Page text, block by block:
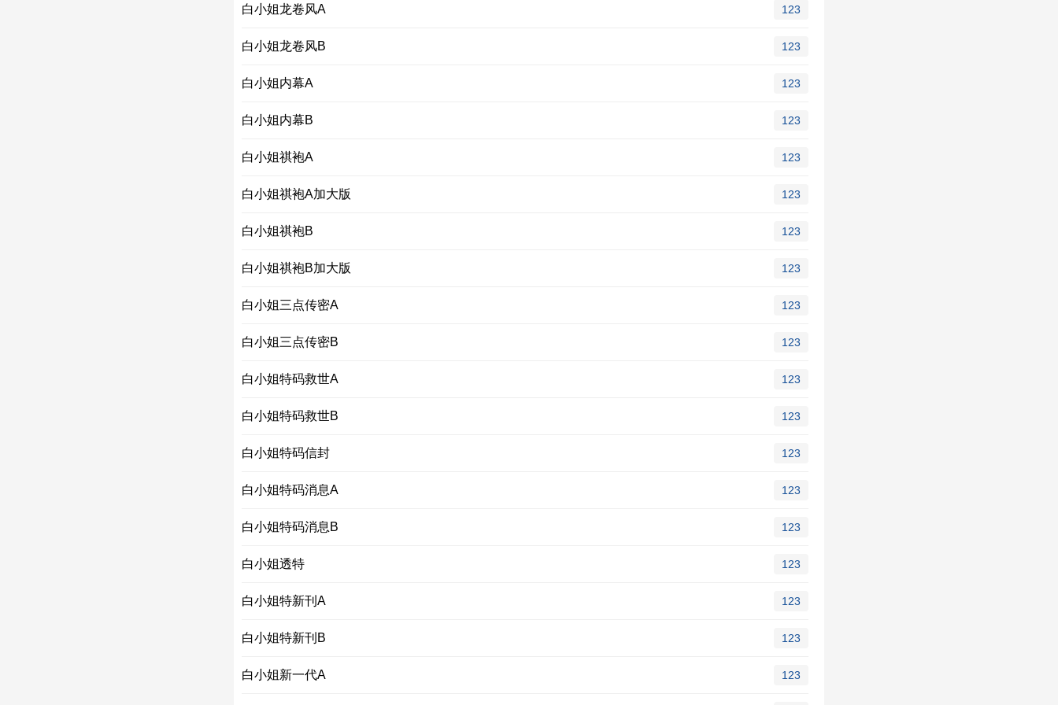
白小姐龙卷风A 123
白小姐龙卷风B 123
白小姐内幕A 123
白小姐内幕B 123
白小姐祺袍A 123
白小姐祺袍A加大版 123
白小姐祺袍B 123
白小姐祺袍B加大版 123
白小姐三点传密A 123
白小姐三点传密B 123
白小姐特码救世A 123
白小姐特码救世B 123
白小姐特码信封 123
白小姐特码消息A 123
白小姐特码消息B 123
白小姐透特 123
白小姐特新刊A 123
白小姐特新刊B 123
白小姐新一代A 123